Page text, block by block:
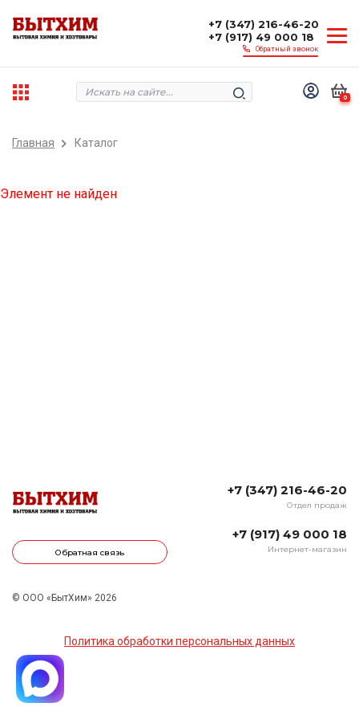
+7 (347) 216-46-20
+7 (917) 49 000 18
Обратный звонок
0
Главная Каталог
Элемент не найден
Обратная связь
+7 (347) 216-46-20
Отдел продаж
+7 (917) 49 000 18
Интернет-магазин
© ООО «БытХим» 2026
Политика обработки персональных данных